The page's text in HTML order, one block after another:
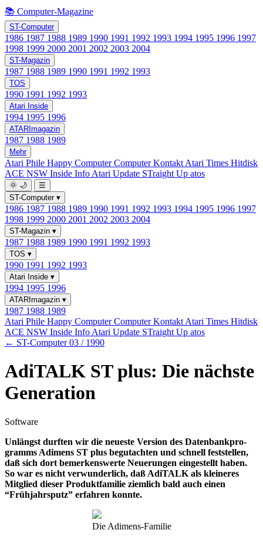
📚 Computer-Magazine
ST-Computer
1986 1987 1988 1989 1990 1991 1992 1993 1994 1995 1996 1997
1998 1999 2000 2001 2002 2003 2004
ST-Magazin
1987 1988 1989 1990 1991 1992 1993
TOS
1990 1991 1992 1993
Atari Inside
1994 1995 1996
ATARImagazin
1987 1988 1989
Mehr
Atari Phile Happy ComputerComputer Kontakt Atari Times Hitdisk
ACE NSW Inside Info Atari Update STraight Up atos
🌞 🌙
☰
ST-Computer ▾
1986 1987 1988 1989 1990 1991 1992 1993 1994 1995 1996 1997
1998 1999 2000 2001 2002 2003 2004
ST-Magazin ▾
1987 1988 1989 1990 1991 1992 1993
TOS ▾
1990 1991 1992 1993
Atari Inside ▾
1994 1995 1996
ATARImagazin ▾
1987 1988 1989
Atari Phile Happy ComputerComputer Kontakt Atari Times Hitdisk
ACE NSW Inside Info Atari Update STraight Up atos
← ST-Computer 03 / 1990
AdiTALK ST plus: Die nächste
Generation
Software
Unlängst durften wir die neueste Version des Datenbankpro-
gramms Adimens ST plus begutachten und schnell feststellen,
daß sich dort bemerkenswerte Neuerungen eingestellt haben.
So war es nicht verwunderlich, daß AdiTALK als kleineres
Mitglied dieser Produktfamilie ziemlich bald auch einen
“Frühjahrsputz” erfahren konnte.
Die Adimens-Familie